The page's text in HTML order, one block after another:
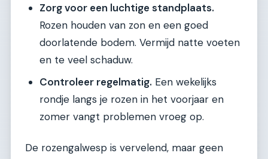
Zorg voor een luchtige standplaats.
Rozen houden van zon en een goed
doorlatende bodem. Vermijd natte voeten
en te veel schaduw.
Controleer regelmatig. Een wekelijks
rondje langs je rozen in het voorjaar en
zomer vangt problemen vroeg op.
De rozengalwesp is vervelend, maar geen